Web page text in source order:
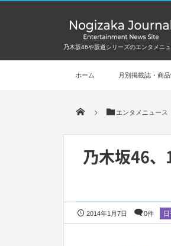
乃木坂46や坂道シリーズのエンタメニ
ホーム 月別掲載誌・商
エンタメニュース
乃木坂46
2014年1月7日 0件